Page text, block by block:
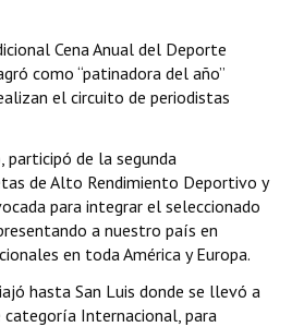
Cena Anual del Deporte
como “patinadora del año”
el circuito de periodistas
participó de la segunda
de Alto Rendimiento Deportivo y
para integrar el seleccionado
a nuestro país en
en toda América y Europa.
hasta San Luis donde se llevó a
Internacional, para